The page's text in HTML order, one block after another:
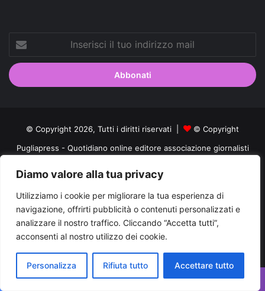
Diamo valore alla tua privacy
Utilizziamo i cookie per migliorare la tua esperienza di
navigazione, offrirti pubblicità o contenuti personalizzati e
analizzare il nostro traffico. Cliccando “Accetta tutti”,
acconsenti al nostro utilizzo dei cookie.
Personalizza Rifiuta tutto Accettare tutto
tuo
indirizzo
mail
© Copyright 2026, Tutti i diritti riservati |
© Copyright
Pugliapress - Quotidiano online editore associazione giornalisti
Cerco/Vendo
Offerte di lavoro Puglia Archivio
Contatti
Cookies Policy
Privacy Policy Info pubblicità elettorale
Facebook
X You
Tube